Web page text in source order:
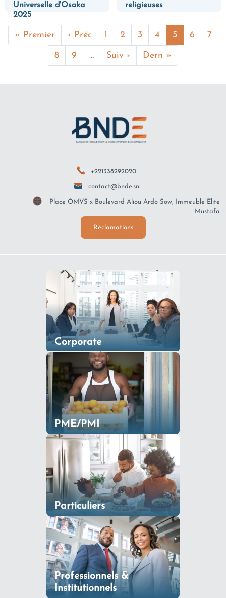
Universelle d'Osaka
2025
religieuses
Première page
« Premier Page précédente
‹ Préc Page
1 Page
2 Page
3 Page
4 Page
5 Page
6 7
Page
8 Page
9 … Page suivante
Suiv › Dernière page
Dern »
+221338292020
contact@bnde.sn
Place OMVS x Boulevard Aliou Ardo Sow, Immeuble Elite
Mustafa
Réclamations
Corporate
PME/PMI
Particuliers
Professionnels &
Institutionnels